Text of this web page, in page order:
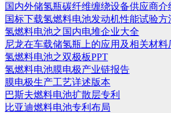
国内外储氢瓶碳纤维缠绕设备供应商介
国标下载氢燃料电池发动机性能试验方
氢燃料电池之国内电堆企业大全
尼龙在车载储氢瓶上的应用及相关材料
氢燃料电池之双极板PPT
氢燃料电池膜电极产业链报告
膜电极生产工艺详述版本
巴斯夫燃料电池扩散层专利
比亚迪燃料电池专利布局